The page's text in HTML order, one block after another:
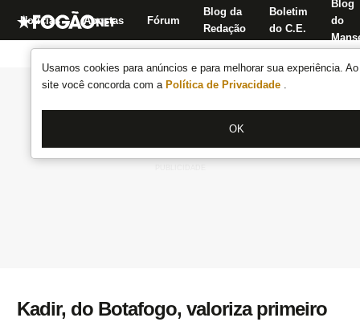
Usamos cookies para anúncios e para melhorar sua experiência.
site você concorda com a Política de Privacidade .
OK
Notícias Apostas Fórum
Blog da
Redação
Boletim
do C.E.
Blog
do
Kadir, do Botafogo, valoriza primeiro